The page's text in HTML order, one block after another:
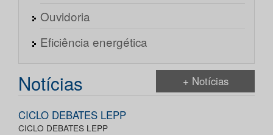
Ouvidoria
Eficiência energética
Notícias + Notícias
CICLO DEBATES LEPP
CICLO DEBATES LEPP